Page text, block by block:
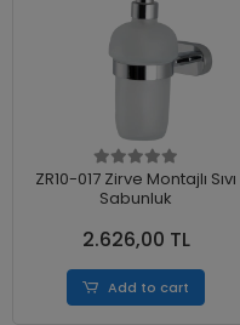
ZR10-017 Zirve Montajlı Sıvı
Sabunluk
2.626,00 TL
Add to cart